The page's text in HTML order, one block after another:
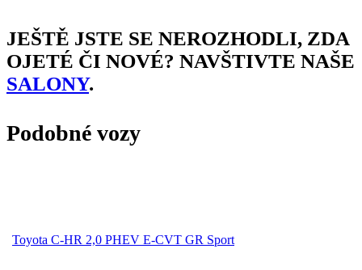
JEŠTĚ JSTE SE NEROZHODLI, ZDA
OJETÉ ČI NOVÉ? NAVŠTIVTE NAŠE
SALONY.
Podobné vozy
Toyota C-HR 2,0 PHEV E-CVT GR Sport